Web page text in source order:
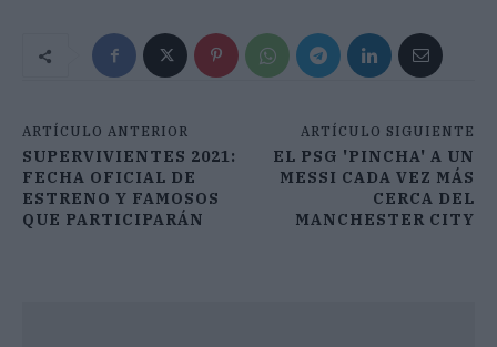
ARTÍCULO ANTERIOR
SUPERVIVIENTES 2021:
FECHA OFICIAL DE
ESTRENO Y FAMOSOS
QUE PARTICIPARÁN
ARTÍCULO SIGUIENTE
EL PSG 'PINCHA' A UN
MESSI CADA VEZ MÁS
CERCA DEL
MANCHESTER CITY